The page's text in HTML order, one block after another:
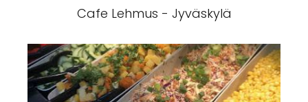
Cafe Lehmus - Jyväskylä